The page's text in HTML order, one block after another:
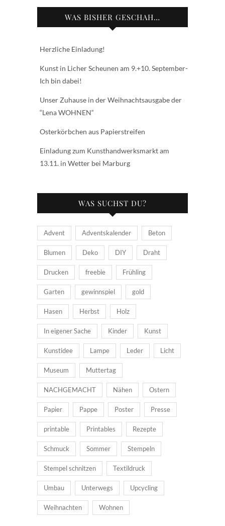
WAS BISHER GESCHAH…
Herzliche Einladung!
Kunst in Licher Scheunen am 9.+10. September-
Ich bin dabei!
Unser Zuhause in der Weihnachtsausgabe der
“Lena WOHNEN“
Osterkörbchen aus Papierstreifen
Einladung zum Kunsthandwerksmarkt am
13.11. in Wetter bei Marburg
WAS SUCHST DU?
Advent Adventskalender Beton
Blumen Deko DIY Draht
Drucken freebie Frühling
Garten gewinnspiel gold
Hasen Herbst Holz
In eigener Sache Kinder Kunst
Kunstidee Lampe Leder Licht
Museum Muttertag
NACHGEMACHT Nähen Ostern
Papier Pappe Poster Presse
printable Printables Rezepte
Schmuck Sommer Stempeln
Stempel schnitzen Textildruck
Umbau Unterwegs Upcycling
Weihnachten Wohnen